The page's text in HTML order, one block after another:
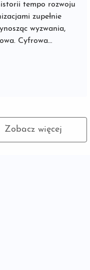
tempo rozwoju
zupełnie
wyzwania,
Cyfrowa
biznesu,
Zobacz więcej